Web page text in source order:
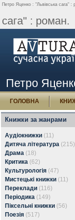
Петро Яценко : "Львівська сага" :
сага" : роман.
Петро
ГОЛОВНА
Книжки за жанрами
Аудіокнижки (11)
Дитяча література (215)
Драма (18)
Критика (62)
Культурологія (47)
Мистецькі книжки (11)
Переклади (116)
Періодика (149)
Піксельні книжки (56)
Поезія (517)